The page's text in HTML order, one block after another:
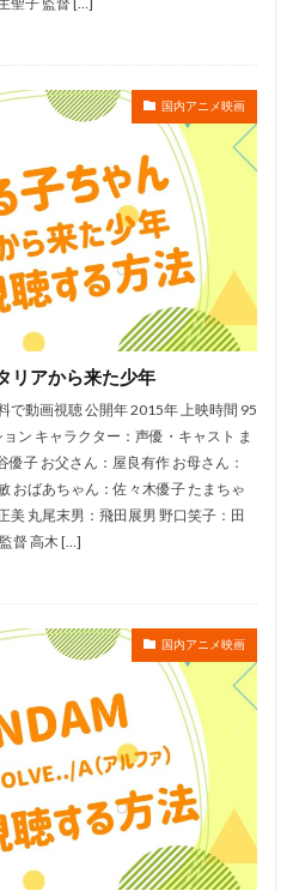
草彅剛
荒井勇樹
荒川大三郎
荒川眞嗣
菅生隆之
荒木英樹
荒牧伸志
委員会
荘司美代子
菅原正志
菅原淳一
緒方愛香
空見ゆき
立喰師列伝製作委員会
立川大樹
立川志の輔
立木文彦
立花慎之介
立花隆
竹下景子
竹中直人
福田公子
福田己津央
福田転球
福田麻由子
秋吉久美子
秋奈
秋谷智子
種﨑敦美
稲垣拓哉
稲垣雅之
稲川淳二
稲葉大樹
竹内都子
納谷悟郎
米たにヨシトモ
国内アニメ映画
リアから来た少年
で動画視聴 公開年 2015年 上映時間 95
ン キャラクター：声優・キャスト ま
優子 お父さん：屋良有作 お母さん：
おばあちゃん：佐々木優子 たまちゃ
美 丸尾末男：飛田展男 野口笑子：田
督 高木 […]
国内アニメ映画